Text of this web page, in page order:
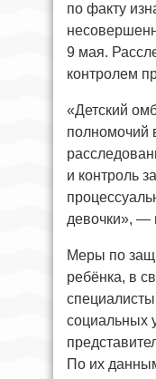
по факту
9 мая.
контролем
«Детский
полномочий
и контроль
девочки», —
Меры по
ребёнка, в
социальных
По их